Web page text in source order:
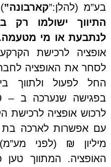
בע”מ (להלן:”קארבונה”
התיווך ישולמו
לנתבעת או מי
אופציה לרכישת
לסחר את האופציה
החל לפעול ולתווך
לרכוש אופציה לרכישת
מיליון ₪ (לפני
האופציה. המתווך